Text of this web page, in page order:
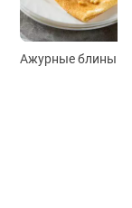
Ажурные блины